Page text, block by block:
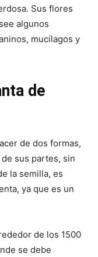
Sus flores
algunos
mucílagos y
de
de dos formas,
de sus partes, sin
la semilla, es
ya que es un
de los 1500
se debe